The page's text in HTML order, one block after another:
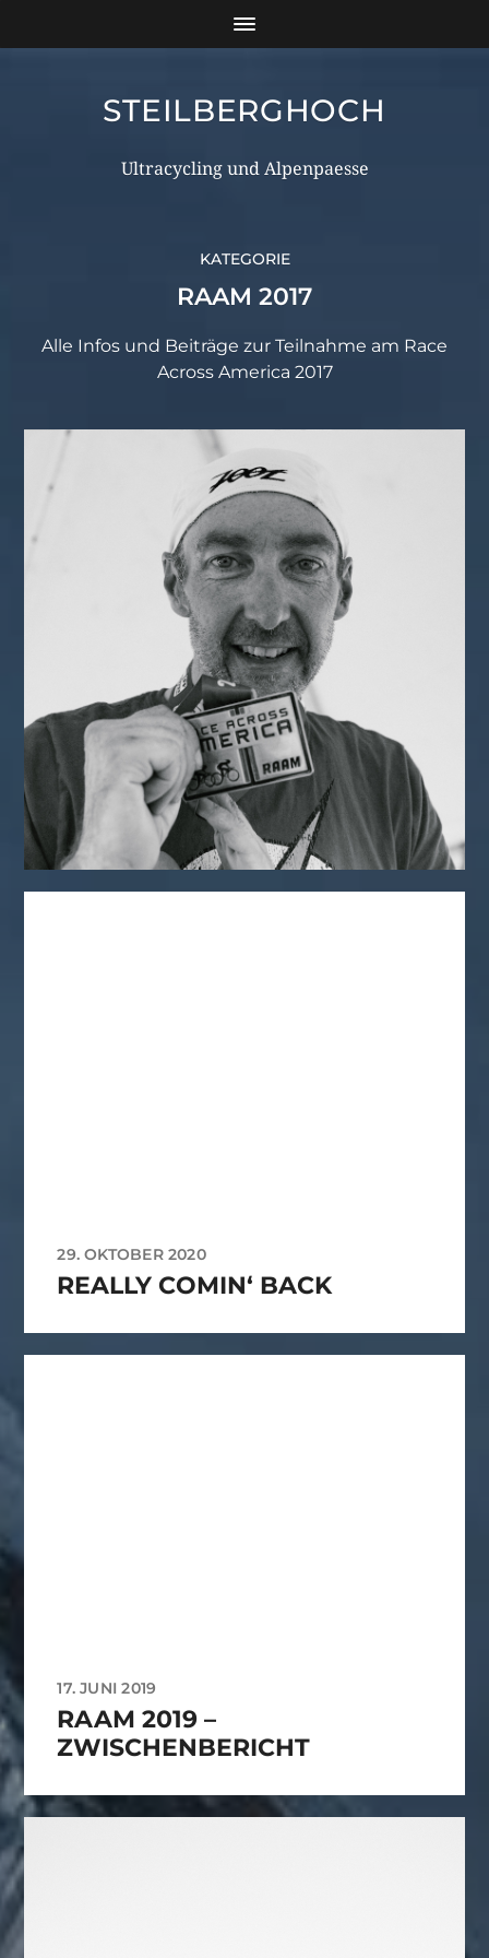
STEILBERGHOCH
Ultracycling und Alpenpaesse
KATEGORIE
RAAM 2017
Alle Infos und Beiträge zur Teilnahme am Race
Across America 2017
29. OKTOBER 2020
REALLY COMIN‘ BACK
17. JUNI 2019
RAAM 2019 –
ZWISCHENBERICHT